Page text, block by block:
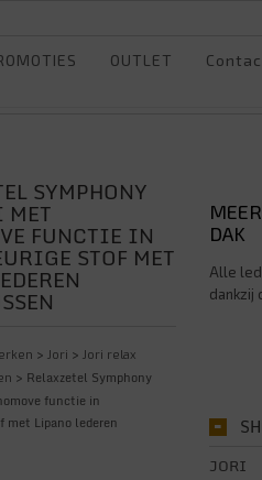
OUTLET
SYMPHONY
FUNCTIE IN
STOF MET
>Jori >Jori relax
> Relaxzetel Symphony
functie in
met Lipano lederen
DAK
Alle
dankzij
JORI